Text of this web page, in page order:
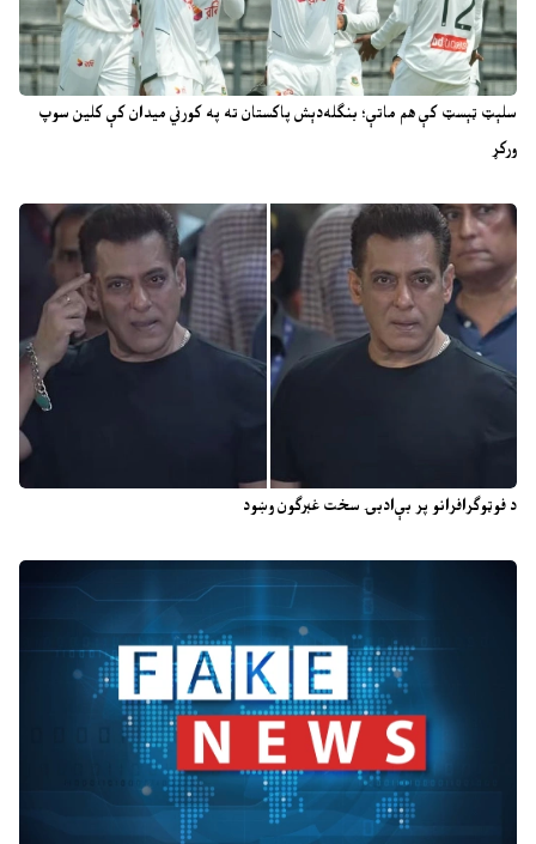
سلېټ ټېسټ کې هم ماتې؛ بنګله‌دېش پاکستان ته په کورني میدان کې کلین سوپ
ورکړ
د فوټوګرافرانو پر بې‌ادبۍ سخت غبرګون وښود